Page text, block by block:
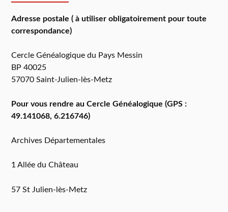
Adresse postale ( à utiliser obligatoirement pour toute
correspondance)
Cercle Généalogique du Pays Messin
BP 40025
57070 Saint-Julien-lès-Metz
Pour vous rendre au Cercle Généalogique (GPS :
49.141068, 6.216746)
Archives Départementales
1 Allée du Château
57 St Julien-lès-Metz